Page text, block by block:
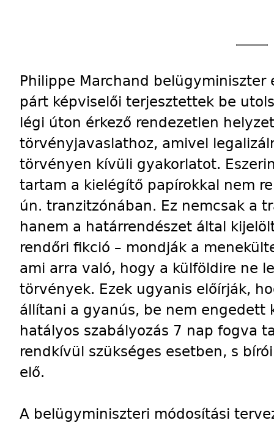
Philippe Marchand belügyminiszter
párt képviselői terjesztettek be
légi úton érkező rendezetlen
törvényjavaslathoz, amivel
törvényen kívüli gyakorlatot.
tartam a kielégítő papírokkal nem
ún. tranzitzónában. Ez nemcsak a
hanem a határrendészet által
rendőri fikció – mondják a
ami arra való, hogy a külföldire ne
törvények. Ezek ugyanis előírják,
állítani a gyanús, be nem engedett
hatályos szabályozás 7 nap fogva
rendkívül szükséges esetben, s
elő.
A belügyminiszteri módosítási